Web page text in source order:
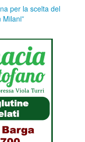
per la scelta del